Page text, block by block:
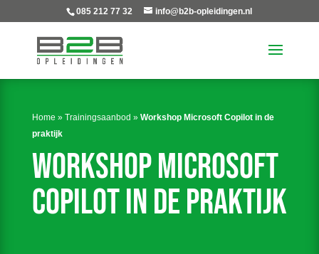
085 212 77 32 info@b2b-opleidingen.nl
Home » Trainingsaanbod » Workshop Microsoft Copilot in de
praktijk
Workshop Microsoft
copilot in de praktijk